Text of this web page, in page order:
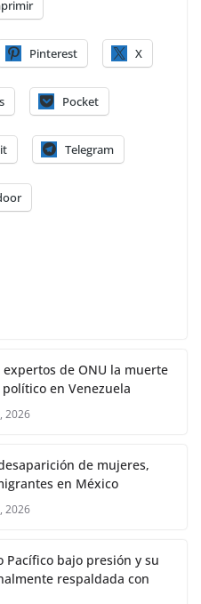
Pinterest X
Pocket
Telegram
expertos de ONU la muerte
en Venezuela
2026
de mujeres,
en México
2026
Pacífico bajo presión y su
respaldada con